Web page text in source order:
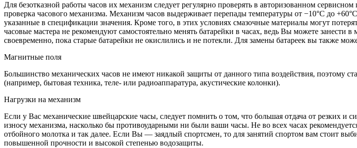
Для безотказной работы часов их механизм следует регулярно проверять в авторизованном
проверка часового механизма. Механизм часов выдерживает перепады температуры от −10°C до
указанные в спецификации значения. Кроме того, в этих условиях смазочные материалы могут
часовые мастера не рекомендуют самостоятельно менять батарейки в часах, ведь Вы можете занести
своевременно, пока старые батарейки не окислились и не потекли. Для замены батареек вы также
Магнитные поля
Большинство механических часов не имеют никакой защиты от данного типа воздействия, поэтому
(например, бытовая техника, теле- или радиоаппаратура, акустические колонки).
Нагрузки на механизм
Если у Вас механические швейцарские часы, следует помнить о том, что большая отдача от резких и
износу механизма, насколько бы противоударными ни были ваши часы. Не во всех часах
отбойного молотка и так далее. Если Вы — заядлый спортсмен, то для занятий спортом вам стоит
повышенной прочности и высокой степенью водозащиты.